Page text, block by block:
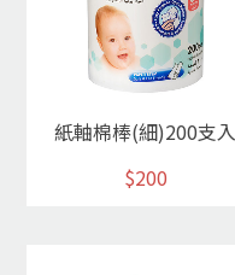
紙軸棉棒(細)200支入
$200